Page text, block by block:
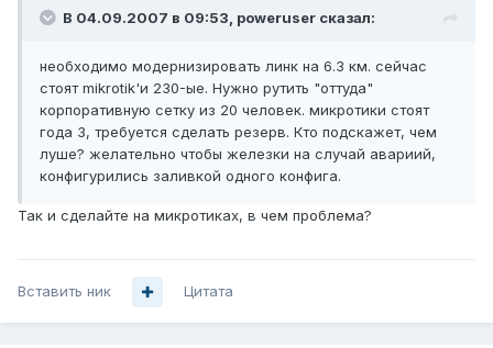
В 04.09.2007 в 09:53, poweruser сказал:
необходимо модернизировать линк на 6.3 км. сейчас
стоят mikrotik'и 230-ые. Нужно рутить "оттуда"
корпоративную сетку из 20 человек. микротики стоят
года 3, требуется сделать резерв. Кто подскажет, чем
луше? желательно чтобы железки на случай авариий,
конфигурились заливкой одного конфига.
Так и сделайте на микротиках, в чем проблема?
Вставить ник Цитата